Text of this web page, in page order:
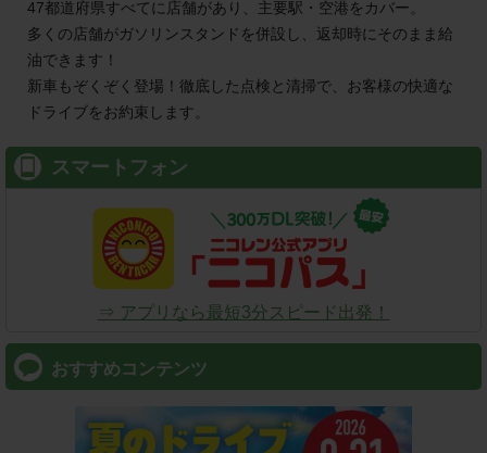
2026/08/01 OPEN
京都城陽寺田店（京都府） ８／１オープン！
2026/07/31 OPEN
2026/07/28
ライフスタイルメディア『TRILL』にて、【安心して利用でき
るレンタカー会社】として2位を受賞しました！
2026/07/27 OPEN
流山おおたかの森南店（千葉県） ７／２７オープン！
2026/07/24
イエローハット湯河原町店（神奈川県） ７／２４オープン！
2026/07/23 OPEN
47都道府県すべてに店舗があり、主要駅・空港をカバー。
多くの店舗がガソリンスタンドを併設し、返却時にそのまま給
油できます！
新車もぞくぞく登場！徹底した点検と清掃で、お客様の快適な
ドライブをお約束します。
スマートフォン
⇒ アプリなら最短3分スピード出発！
おすすめコンテンツ